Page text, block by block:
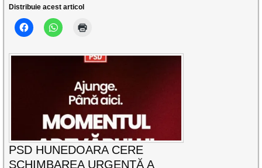
Distribuie acest articol
PSD HUNEDOARA CERE
SCHIMBAREA URGENTĂ A